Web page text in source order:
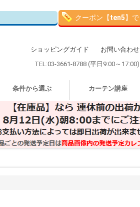
クーポン【ten5】で
ショッピングガイド
お問い合わせ
TEL:03-3661-8788 (平日9:00～17:00)
条件から選ぶ カーテン講座